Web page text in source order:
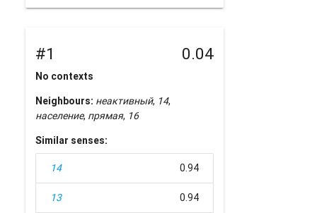
#1 0.04
No contexts
Neighbours: неактивный, 14,
население, прямая, 16
Similar senses:
14 0.94
13 0.94